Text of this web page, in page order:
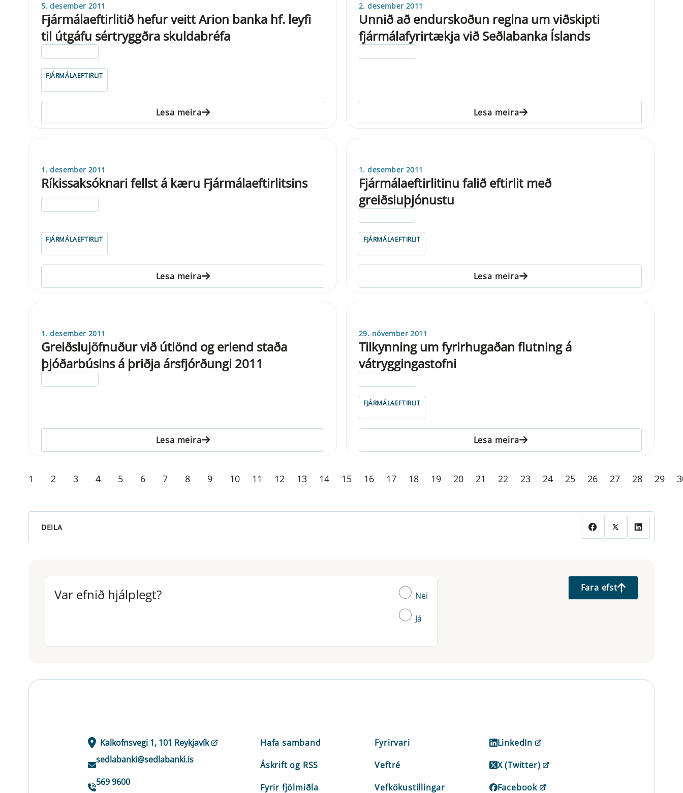
5. desember 2011
Fjármálaeftirlitið hefur veitt Arion banka hf. leyfi
til útgáfu sértryggðra skuldabréfa
FJÁRMÁLAEFTIRLIT
Lesa meira
2. desember 2011
Unnið að endurskoðun reglna um viðskipti
fjármálafyrirtækja við Seðlabanka Íslands
Lesa meira
1. desember 2011
Ríkissaksóknari fellst á kæru Fjármálaeftirlitsins
FJÁRMÁLAEFTIRLIT
Lesa meira
1. desember 2011
Fjármálaeftirlitinu falið eftirlit með
greiðsluþjónustu
FJÁRMÁLAEFTIRLIT
Lesa meira
1. desember 2011
Greiðslujöfnuður við útlönd og erlend staða
þjóðarbúsins á þriðja ársfjórðungi 2011
Lesa meira
29. nóvember 2011
Tilkynning um fyrirhugaðan flutning á
vátryggingastofni
FJÁRMÁLAEFTIRLIT
Lesa meira
1 2 3 4 5 6 7 8 9 10 11 12 13 14 15 16 17 18 19 20 21 22 23 24 25 26 27 28 29
DEILA
Var efnið hjálplegt?
Var efnið hjálplegt? Nei
Já
Fara efst
Kalkofnsvegi 1, 101 Reykjavík
sedlabanki@sedlabanki.is
569 9600
Hafa samband
Áskrift og RSS
Fyrir fjölmiðla
Fyrirvari
Veftré
Vefkökustillingar
LinkedIn
X (Twitter)
Facebook